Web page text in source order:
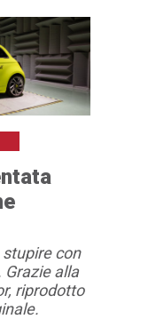
con
alla
riprodotto